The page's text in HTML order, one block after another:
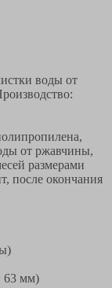
воды от
от ржавчины,
размерами
после окончания
63 мм)